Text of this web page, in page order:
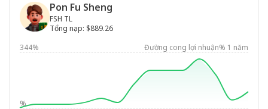
Pon Fu Sheng
FSH TL
Tổng nạp: $889.26
344%
Đường cong lợi nhuận% 1 năm
%